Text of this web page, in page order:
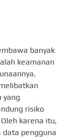
banyak
keamanan
yang
risiko
karena itu,
pengguna